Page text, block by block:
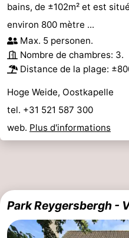
bains, de ±102m² et est
environ 800 mètre ...
Max. 5 personen.
Nombre de chambres: 3.
Distance de la plage:
Hoge Weide, Oostkapelle
tel. +31 521 587 300
web. Plus d'informations
Park Reygersbergh -